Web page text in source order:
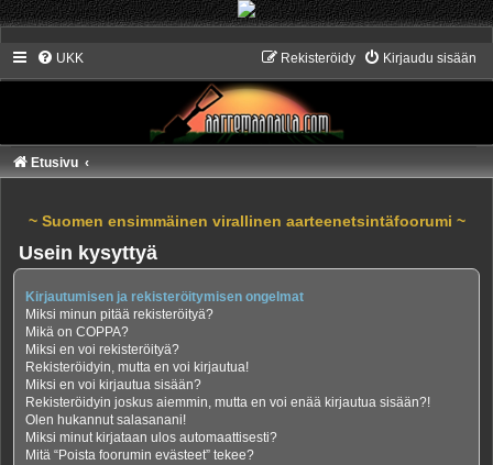
UKK Kirjaudu sisään
Rekisteröidy
Etusivu
~ Suomen ensimmäinen virallinen aarteenetsintäfoorumi ~
Usein kysyttyä
Kirjautumisen ja rekisteröitymisen ongelmat
Miksi minun pitää rekisteröityä?
Mikä on COPPA?
Miksi en voi rekisteröityä?
Rekisteröidyin, mutta en voi kirjautua!
Miksi en voi kirjautua sisään?
Rekisteröidyin joskus aiemmin, mutta en voi enää kirjautua sisään?!
Olen hukannut salasanani!
Miksi minut kirjataan ulos automaattisesti?
Mitä “Poista foorumin evästeet” tekee?